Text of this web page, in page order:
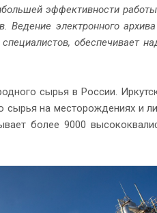
эффективности
электронного
обеспечивает
сырья в России.
на месторождениях и
более 9000